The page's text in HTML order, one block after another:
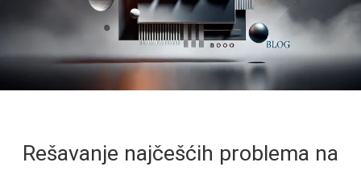
Rešavanje najčešćih problema na